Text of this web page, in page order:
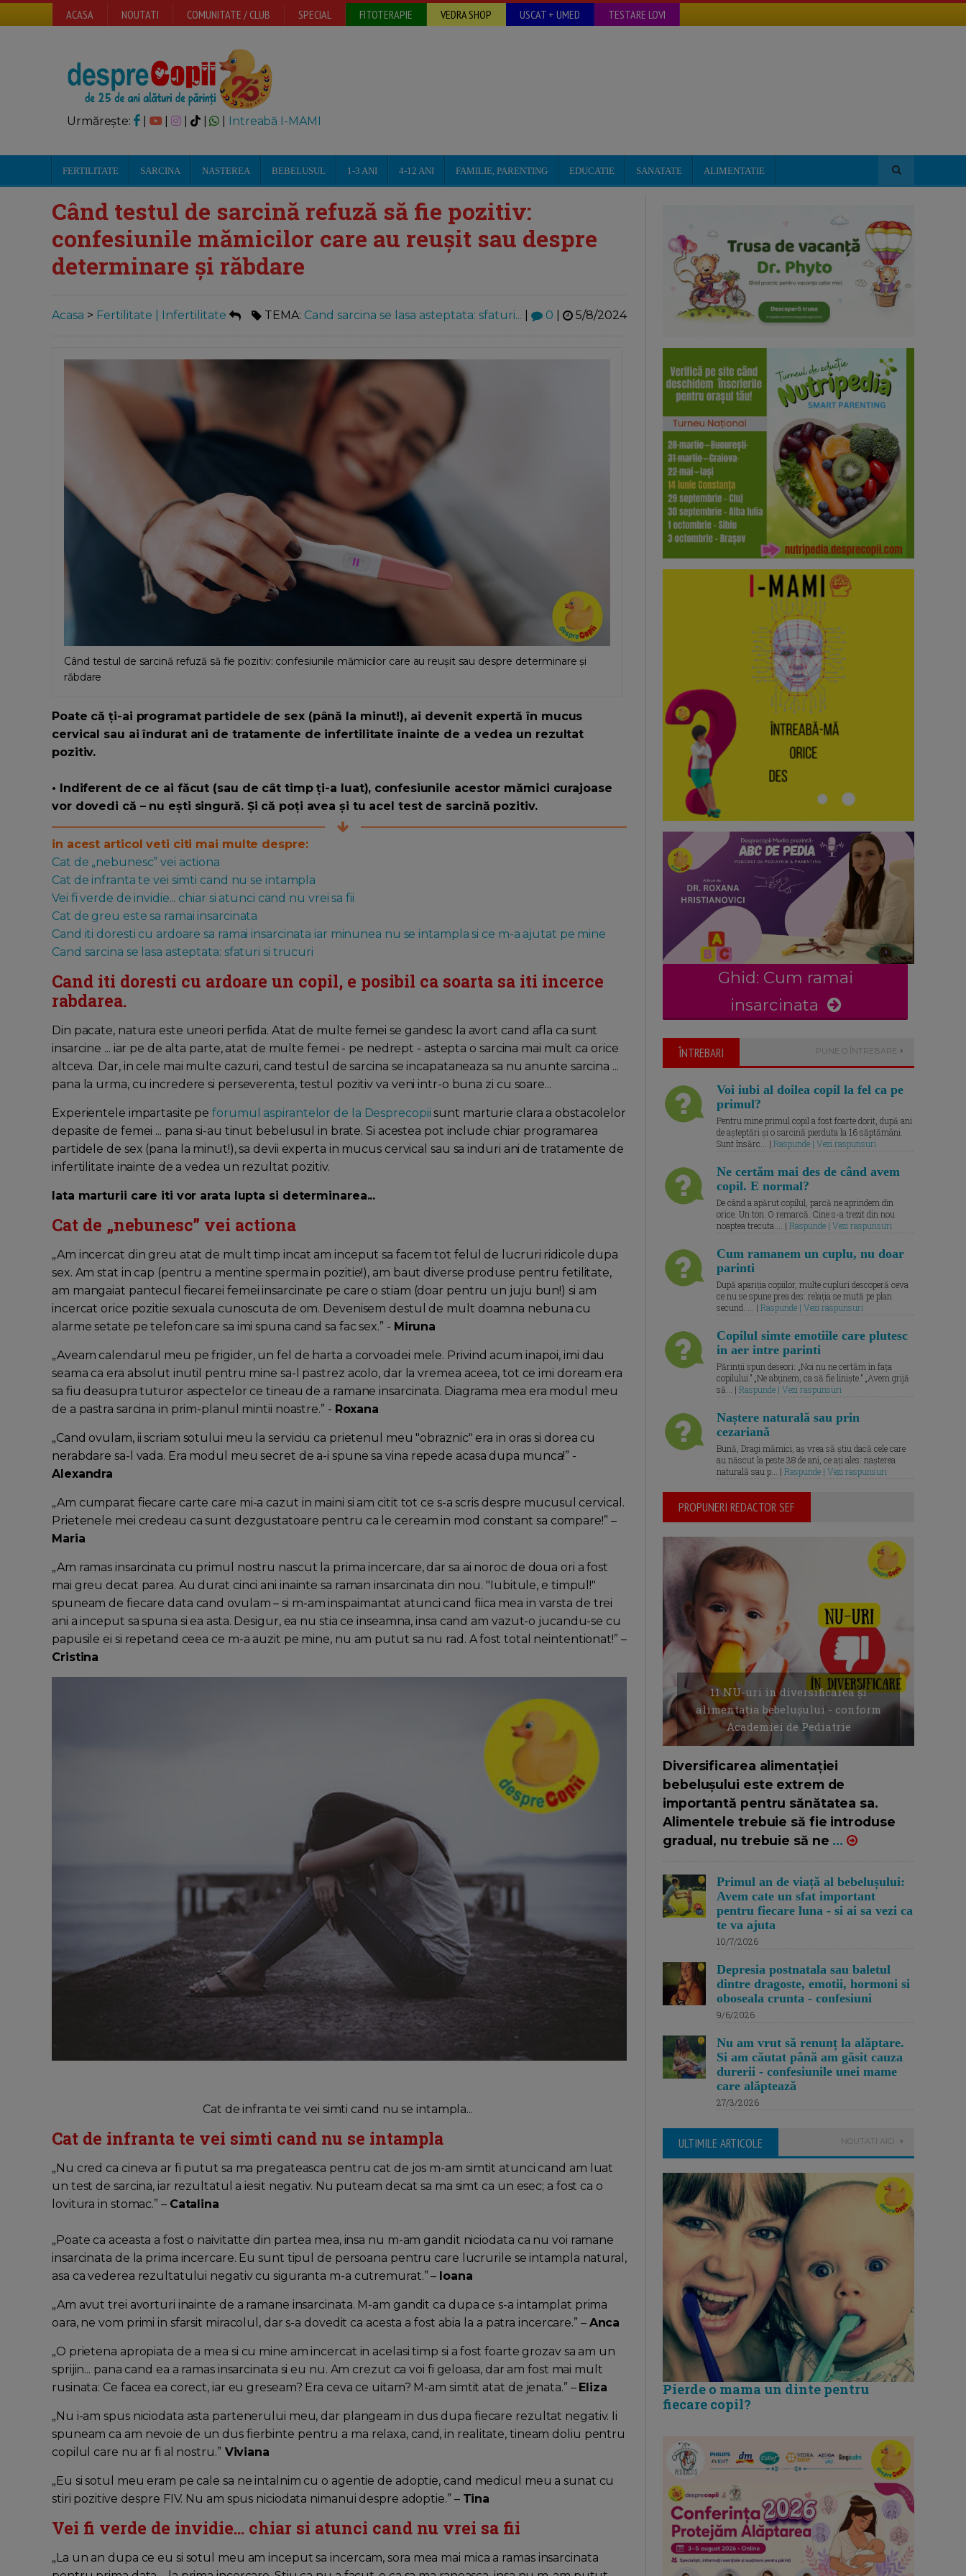
ACASA NOUTATI COMUNITATE / CLUB SPECIAL FITOTERAPIE VEDRA SHOP USCAT + UMED TESTARE LOVI
Urmărește: | | Intreabă I-MAMI
FERTILITATE SARCINA NASTEREA BEBELUSUL 1-3 ANI 4-12 ANI FAMILIE, PARENTING EDUCATIE SANATATE ALIMENTATIE
Când testul de sarcină refuză să fie pozitiv:
confesiunile mămicilor care au reușit sau despre
determinare și răbdare
Acasa > Fertilitate | Infertilitate TEMA: Cand sarcina se lasa asteptata: sfaturi... 0 5/8/2024
Când testul de sarcină refuză să fie pozitiv: confesiunile mămicilor care au reușit sau despre determinare și
răbdare
Poate că ți-ai programat partidele de sex (până la minut!), ai devenit expertă în mucus
cervical sau ai îndurat ani de tratamente de infertilitate înainte de a vedea un rezultat
pozitiv.
• Indiferent de ce ai făcut (sau de cât timp ți-a luat), confesiunile acestor mămici curajoase
vor dovedi că – nu ești singură. Și că poți avea și tu acel test de sarcină pozitiv.
in acest articol veti citi mai multe despre:
Cat de „nebunesc” vei actiona
Cat de infranta te vei simti cand nu se intampla
Vei fi verde de invidie... chiar si atunci cand nu vrei sa fii
Cat de greu este sa ramai insarcinata
Cand iti doresti cu ardoare sa ramai insarcinata iar minunea nu se intampla si ce m-a ajutat pe mine
Cand sarcina se lasa asteptata: sfaturi si trucuri
Cand iti doresti cu ardoare un copil, e posibil ca soarta sa iti incerce
rabdarea.
Din pacate, natura este uneori perfida. Atat de multe femei se gandesc la avort cand afla ca sunt
insarcine ... iar pe de alta parte, atat de multe femei - pe nedrept - astepta o sarcina mai mult ca orice
altceva. Dar, in cele mai multe cazuri, cand testul de sarcina se incapataneaza sa nu anunte sarcina ...
pana la urma, cu incredere si perseverenta, testul pozitiv va veni intr-o buna zi cu soare...
Experientele impartasite peforumul aspirantelor de la Desprecopii sunt marturie clara a obstacolelor
depasite de femei ... pana si-au tinut bebelusul in brate. Si acestea pot include chiar programarea
partidele de sex (pana la minut!), sa devii experta in mucus cervical sau sa induri ani de tratamente de
infertilitate inainte de a vedea un rezultat pozitiv.
Iata marturii care iti vor arata lupta si determinarea...
Cat de „nebunesc” vei actiona
„Am incercat din greu atat de mult timp incat am inceput sa facem tot felul de lucruri ridicole dupa
sex. Am stat in cap (pentru a mentine sperma in pozitie!), am baut diverse produse pentru fetilitate,
am mangaiat pantecul fiecarei femei insarcinate pe care o stiam (doar pentru un juju bun!) si am
incercat orice pozitie sexuala cunoscuta de om. Devenisem destul de mult doamna nebuna cu
alarme setate pe telefon care sa imi spuna cand sa fac sex.” - Miruna
„Aveam calendarul meu pe frigider, un fel de harta a corvoadei mele. Privind acum inapoi, imi dau
seama ca era absolut inutil pentru mine sa-l pastrez acolo, dar la vremea aceea, tot ce imi doream era
sa fiu deasupra tuturor aspectelor ce tineau de a ramane insarcinata. Diagrama mea era modul meu
de a pastra sarcina in prim-planul mintii noastre.” - Roxana
„Cand ovulam, ii scriam sotului meu la serviciu ca prietenul meu "obraznic" era in oras si dorea cu
nerabdare sa-l vada. Era modul meu secret de a-i spune sa vina repede acasa dupa munca!” -
Alexandra
„Am cumparat fiecare carte care mi-a cazut in maini si am citit tot ce s-a scris despre mucusul cervical.
Prietenele mei credeau ca sunt dezgustatoare pentru ca le ceream in mod constant sa compare!” –
Maria
„Am ramas insarcinata cu primul nostru nascut la prima incercare, dar sa ai noroc de doua ori a fost
mai greu decat parea. Au durat cinci ani inainte sa raman insarcinata din nou. "Iubitule, e timpul!"
spuneam de fiecare data cand ovulam – si m-am inspaimantat atunci cand fiica mea in varsta de trei
ani a inceput sa spuna si ea asta. Desigur, ea nu stia ce inseamna, insa cand am vazut-o jucandu-se cu
papusile ei si repetand ceea ce m-a auzit pe mine, nu am putut sa nu rad. A fost total neintentionat!” –
Cristina
Cat de infranta te vei simti cand nu se intampla...
Cat de infranta te vei simti cand nu se intampla
„Nu cred ca cineva ar fi putut sa ma pregateasca pentru cat de jos m-am simtit atunci cand am luat
un test de sarcina, iar rezultatul a iesit negativ. Nu puteam decat sa ma simt ca un esec; a fost ca o
lovitura in stomac.” – Catalina
„Poate ca aceasta a fost o naivitatte din partea mea, insa nu m-am gandit niciodata ca nu voi ramane
insarcinata de la prima incercare. Eu sunt tipul de persoana pentru care lucrurile se intampla natural,
asa ca vederea rezultatului negativ cu siguranta m-a cutremurat.” – Ioana
„Am avut trei avorturi inainte de a ramane insarcinata. M-am gandit ca dupa ce s-a intamplat prima
oara, ne vom primi in sfarsit miracolul, dar s-a dovedit ca acesta a fost abia la a patra incercare.” – Anca
„O prietena apropiata de a mea si cu mine am incercat in acelasi timp si a fost foarte grozav sa am un
sprijin... pana cand ea a ramas insarcinata si eu nu. Am crezut ca voi fi geloasa, dar am fost mai mult
rusinata: Ce facea ea corect, iar eu greseam? Era ceva ce uitam? M-am simtit atat de jenata.” – Eliza
„Nu i-am spus niciodata asta partenerului meu, dar plangeam in dus dupa fiecare rezultat negativ. Ii
spuneam ca am nevoie de un dus fierbinte pentru a ma relaxa, cand, in realitate, tineam doliu pentru
copilul care nu ar fi al nostru.” Viviana
„Eu si sotul meu eram pe cale sa ne intalnim cu o agentie de adoptie, cand medicul meu a sunat cu
stiri pozitive despre FIV. Nu am spus niciodata nimanui despre adoptie.” – Tina
Vei fi verde de invidie... chiar si atunci cand nu vrei sa fii
„La un an dupa ce eu si sotul meu am inceput sa incercam, sora mea mai mica a ramas insarcinata
Ghid: Cum ramai
insarcinata
ÎNTREBARI PUNE O ÎNTREBARE
Voi iubi al doilea copil la fel ca pe
primul?
Pentru mine primul copil a fost foarte dorit, după ani
de așteptări și o sarcină pierduta la 16 săptămâni.
Sunt însărc... | Raspunde | Vezi raspunsuri
Ne certăm mai des de când avem
copil. E normal?
De când a apărut copilul, parcă ne aprindem din
orice. Un ton. O remarcă. Cine s-a trezit din nou
noaptea trecuta.... | Raspunde | Vezi raspunsuri
Cum ramanem un cuplu, nu doar
parinti
După apariția copiilor, multe cupluri descoperă ceva
ce nu se spune prea des: relația se mută pe plan
secund. ... | Raspunde | Vezi raspunsuri
Copilul simte emotiile care plutesc
in aer intre parinti
Părinții spun deseori: „Noi nu ne certăm în fața
copilului.” „Ne abținem, ca să fie liniște.” „Avem grijă
să... | Raspunde | Vezi raspunsuri
Naștere naturală sau prin
cezariană
Bună, Dragi mămici, aș vrea să știu dacă cele care
au născut la peste 38 de ani, ce ați ales: nașterea
naturală sau p... | Raspunde | Vezi raspunsuri
PROPUNERI REDACTOR SEF
11 NU-uri in diversificarea și
alimentația bebelușului - conform
Academiei de Pediatrie
Diversificarea alimentației
bebelușului este extrem de
importantă pentru sănătatea sa.
Alimentele trebuie să fie introduse
gradual, nu trebuie să ne ...
Primul an de viață al bebelușului:
Avem cate un sfat important
pentru fiecare luna - si ai sa vezi ca
te va ajuta
10/7/2026
Depresia postnatala sau baletul
dintre dragoste, emotii, hormoni si
oboseala crunta - confesiuni
9/6/2026
Nu am vrut să renunț la alăptare.
Si am căutat până am găsit cauza
durerii - confesiunile unei mame
care alăptează
27/3/2026
ULTIMILE ARTICOLE NOUTATI AICI
Pierde o mama un dinte pentru
fiecare copil?